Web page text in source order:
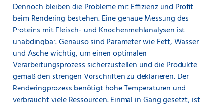
Dennoch bleiben die Probleme mit Effizienz und Profit
beim Rendering bestehen. Eine genaue Messung des
Proteins mit Fleisch- und Knochenmehlanalysen ist
unabdingbar. Genauso sind Parameter wie Fett, Wasser
und Asche wichtig, um einen optimalen
Verarbeitungsprozess sicherzustellen und die Produkte
gemäß den strengen Vorschriften zu deklarieren. Der
Renderingprozess benötigt hohe Temperaturen und
verbraucht viele Ressourcen. Einmal in Gang gesetzt, ist